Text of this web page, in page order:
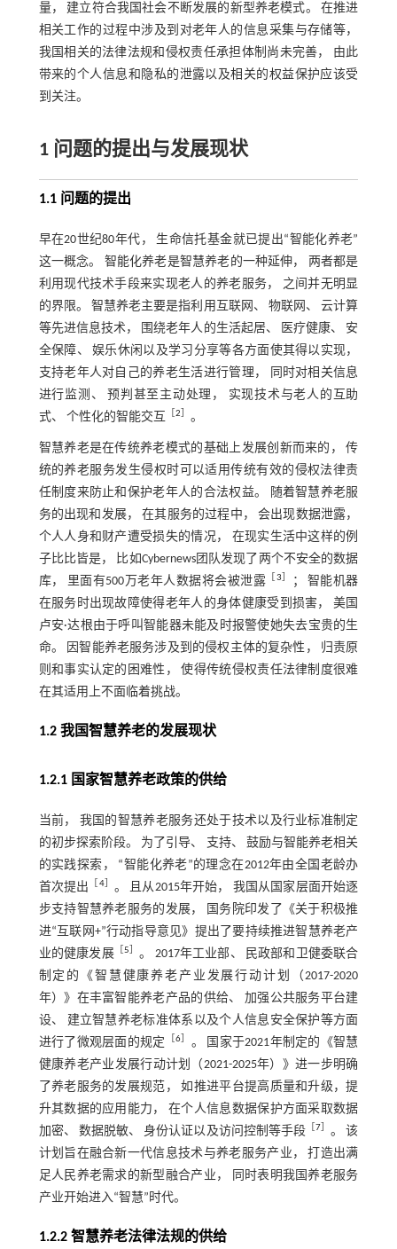
量， 建立符合我国社会不断发展的新型养老模式。 在推进
相关工作的过程中涉及到对老年人的信息采集与存储等，
我国相关的法律法规和侵权责任承担体制尚未完善， 由此
带来的个人信息和隐私的泄露以及相关的权益保护应该受
到关注。
1 问题的提出与发展现状
1.1 问题的提出
早在20世纪80年代， 生命信托基金就已提出“智能化养老”
这一概念。 智能化养老是智慧养老的一种延伸， 两者都是
利用现代技术手段来实现老人的养老服务， 之间并无明显
的界限。 智慧养老主要是指利用互联网、 物联网、 云计算
等先进信息技术， 围绕老年人的生活起居、 医疗健康、 安
全保障、 娱乐休闲以及学习分享等各方面使其得以实现，
支持老年人对自己的养老生活进行管理， 同时对相关信息
进行监测、 预判甚至主动处理， 实现技术与老人的互助
式、 个性化的智能交互
2 。
智慧养老是在传统养老模式的基础上发展创新而来的， 传
统的养老服务发生侵权时可以适用传统有效的侵权法律责
任制度来防止和保护老年人的合法权益。 随着智慧养老服
务的出现和发展， 在其服务的过程中， 会出现数据泄露，
个人人身和财产遭受损失的情况， 在现实生活中这样的例
子比比皆是， 比如Cybernews团队发现了两个不安全的数据
库， 里面有500万老年人数据将会被泄露
3
； 智能机器
在服务时出现故障使得老年人的身体健康受到损害， 美国
卢安·达根由于呼叫智能器未能及时报警使她失去宝贵的生
命。 因智能养老服务涉及到的侵权主体的复杂性， 归责原
则和事实认定的困难性， 使得传统侵权责任法律制度很难
在其适用上不面临着挑战。
1.2 我国智慧养老的发展现状
1.2.1 国家智慧养老政策的供给
当前， 我国的智慧养老服务还处于技术以及行业标准制定
的初步探索阶段。 为了引导、 支持、 鼓励与智能养老相关
的实践探索， “智能化养老”的理念在2012年由全国老龄办
首次提出
4］ 。 且从2015年开始， 我国从国家层面开始逐
步支持智慧养老服务的发展， 国务院印发了《关于积极推
进“互联网+”行动指导意见》提出了要持续推进智慧养老产
业的健康发展
5
。 2017年工业部、 民政部和卫健委联合
制定的《智慧健康养老产业发展行动计划（2017-2020
年）》在丰富智能养老产品的供给、 加强公共服务平台建
设、 建立智慧养老标准体系以及个人信息安全保护等方面
进行了微观层面的规定
［6
。 国家于2021年制定的《智慧
健康养老产业发展行动计划（2021-2025年）》进一步明确
了养老服务的发展规范， 如推进平台提高质量和升级，提
升其数据的应用能力， 在个人信息数据保护方面采取数据
加密、 数据脱敏、 身份认证以及访问控制等手段 ［7
。 该
计划旨在融合新一代信息技术与养老服务产业， 打造出满
足人民养老需求的新型融合产业， 同时表明我国养老服务
产业开始进入“智慧”时代。
1.2.2 智慧养老法律法规的供给